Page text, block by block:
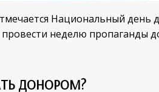
Национальный день
неделю пропаганды
ДОНОРОМ?